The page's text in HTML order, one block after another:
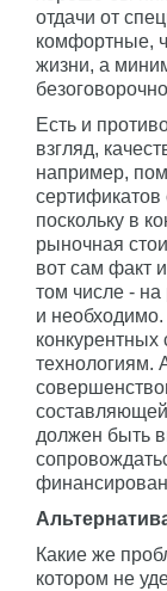
отдачи от
комфортные,
жизни, а
Есть и
взгляд,
например,
сертификатов
поскольку в
рыночная
вот сам факт
том числе - на
и
технологиям.
составляющей
должен быть
Какие же
котором не